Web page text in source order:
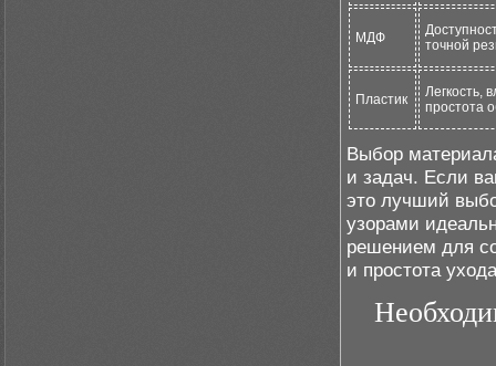
МДФ
точной
Пластик
Легкость,
простота
Выбор
и задач. Если
это лучший
узорами
решением для
и простота